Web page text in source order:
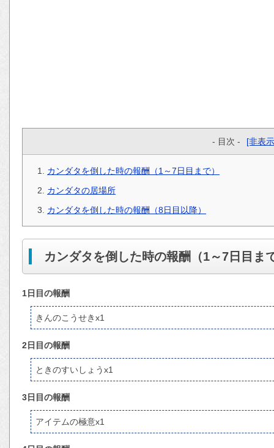
- 目次 - [非表
カンダタを倒した時の報酬（1～7日目まで）
カンダタの居場所
カンダタを倒した時の報酬（8日目以降）
カンダタを倒した時の報酬（1～7日目ま
1日目の報酬
きんのこうせきx1
2日目の報酬
ときのすいしょうx1
3日目の報酬
アイテムの極意x1